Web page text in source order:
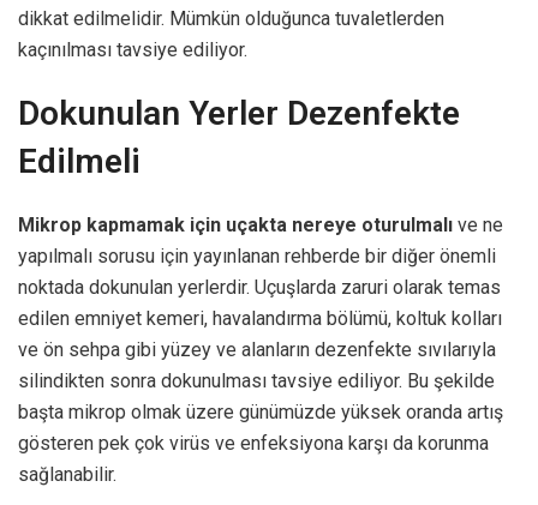
dikkat edilmelidir. Mümkün olduğunca tuvaletlerden
kaçınılması tavsiye ediliyor.
Dokunulan Yerler Dezenfekte
Edilmeli
Mikrop kapmamak için uçakta nereye oturulmalı ve ne
yapılmalı sorusu için yayınlanan rehberde bir diğer önemli
noktada dokunulan yerlerdir. Uçuşlarda zaruri olarak temas
edilen emniyet kemeri, havalandırma bölümü, koltuk kolları
ve ön sehpa gibi yüzey ve alanların dezenfekte sıvılarıyla
silindikten sonra dokunulması tavsiye ediliyor. Bu şekilde
başta mikrop olmak üzere günümüzde yüksek oranda artış
gösteren pek çok virüs ve enfeksiyona karşı da korunma
sağlanabilir.